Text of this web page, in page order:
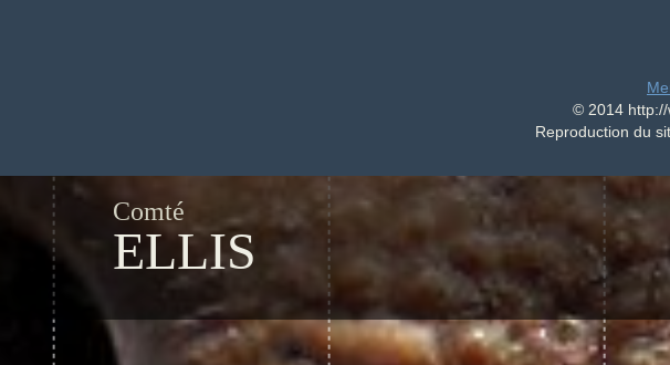
© 2014 http://
Reproduction du
Comté
ELLIS